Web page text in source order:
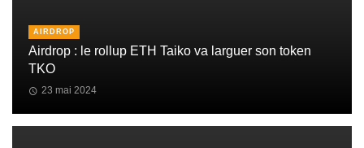
AIRDROP
Airdrop : le rollup ETH Taiko va larguer son token
TKO
23 mai 2024